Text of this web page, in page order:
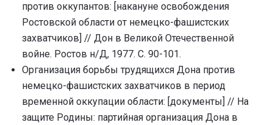
против оккупантов: [накануне освобождения
Ростовской области от немецко-фашистских
захватчиков] // Дон в Великой Отечественной
войне. Ростов н/Д, 1977. С. 90-101.
Организация борьбы трудящихся Дона против
немецко-фашистских захватчиков в период
временной оккупации области: [документы] // На
защите Родины: партийная организация Дона в